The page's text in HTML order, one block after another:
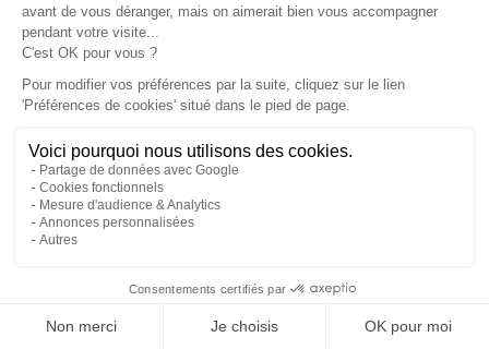
Campérêve Magellan 746 : la conquête
de l’espace